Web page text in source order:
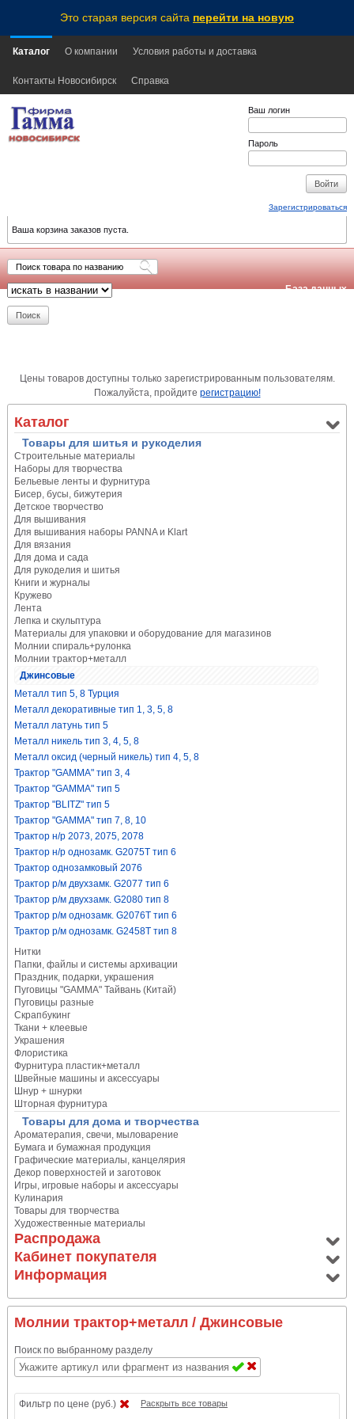
Это старая версия сайта перейти на новую
Каталог О компании Условия работы и доставка
Контакты Новосибирск Справка
Ваш логин
Пароль
Зарегистрироваться
Ваша корзина заказов пуста.
База данных
Цены товаров доступны только зарегистрированным пользователям.
Пожалуйста, пройдите регистрацию!
Каталог
Товары для шитья и рукоделия
Строительные материалы
Наборы для творчества
Бельевые ленты и фурнитура
Бисер, бусы, бижутерия
Детское творчество
Для вышивания
Для вышивания наборы PANNA и Klart
Для вязания
Для дома и сада
Для рукоделия и шитья
Книги и журналы
Кружево
Лента
Лепка и скульптура
Материалы для упаковки и оборудование для магазинов
Молнии спираль+рулонка
Молнии трактор+металл
Джинсовые
Металл тип 5, 8 Турция
Металл декоративные тип 1, 3, 5, 8
Металл латунь тип 5
Металл никель тип 3, 4, 5, 8
Металл оксид (черный никель) тип 4, 5, 8
Трактор "GAMMA" тип 3, 4
Трактор "GAMMA" тип 5
Трактор "BLITZ" тип 5
Трактор "GAMMA" тип 7, 8, 10
Трактор н/р 2073, 2075, 2078
Трактор н/р однозамк. G2075T тип 6
Трактор однозамковый 2076
Трактор р/м двухзамк. G2077 тип 6
Трактор р/м двухзамк. G2080 тип 8
Трактор р/м однозамк. G2076T тип 6
Трактор р/м однозамк. G2458T тип 8
Нитки
Папки, файлы и системы архивации
Праздник, подарки, украшения
Пуговицы "GAMMA" Тайвань (Китай)
Пуговицы разные
Скрапбукинг
Ткани + клеевые
Украшения
Флористика
Фурнитура пластик+металл
Швейные машины и аксессуары
Шнур + шнурки
Шторная фурнитура
Товары для дома и творчества
Ароматерапия, свечи, мыловарение
Бумага и бумажная продукция
Графические материалы, канцелярия
Декор поверхностей и заготовок
Игры, игровые наборы и аксессуары
Кулинария
Товары для творчества
Художественные материалы
Распродажа
Кабинет покупателя
Информация
Молнии трактор+металл / Джинсовые
Поиск по выбранному разделу
Фильтр по цене (руб.) Раскрыть все товары